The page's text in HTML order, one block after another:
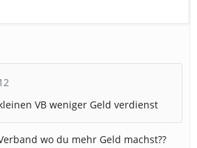
VB weniger Geld verdienst
wo du mehr Geld machst??